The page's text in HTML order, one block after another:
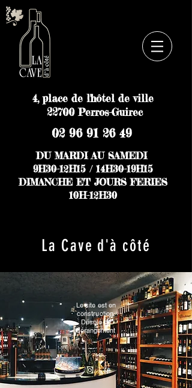
4, place de l'hôtel de ville
22700 Perros-Guirec
02 96 91 26 49
DU MARDI AU SAMEDI
9H30-12H15 / 14H30-19H15
DIMANCHE ET JOURS FERIES
10H-12H30
La Cave d'à côté
Le site est en
construction.
Désolé du
dérangement